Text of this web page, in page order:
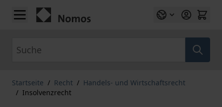
Zum Inhalt springen
Startseite / Recht / Handels- und Wirtschaftsrecht
/ Insolvenzrecht